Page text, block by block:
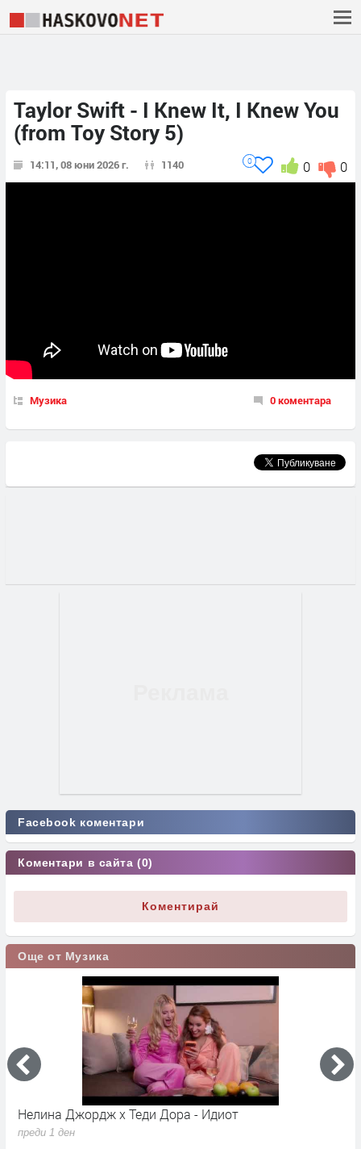
Taylor Swift - I Knew It, I Knew You
(from Toy Story 5)
14:11, 08 юни 2026 г. 1140 0
0
0
Музика 0 коментара
Facebook коментари
Коментари в сайта (0)
Коментирай
Още от Музика
Нелина Джордж x Теди Дора - Идиот
преди 1 ден